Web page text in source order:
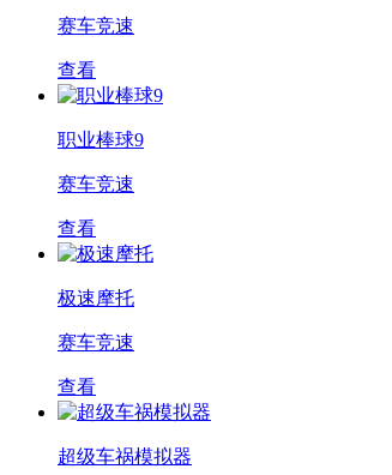
赛车竞速
查看
职业棒球9
赛车竞速
查看
极速摩托
赛车竞速
查看
超级车祸模拟器